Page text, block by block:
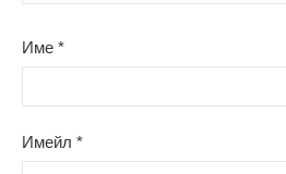
Име *
Имейл *